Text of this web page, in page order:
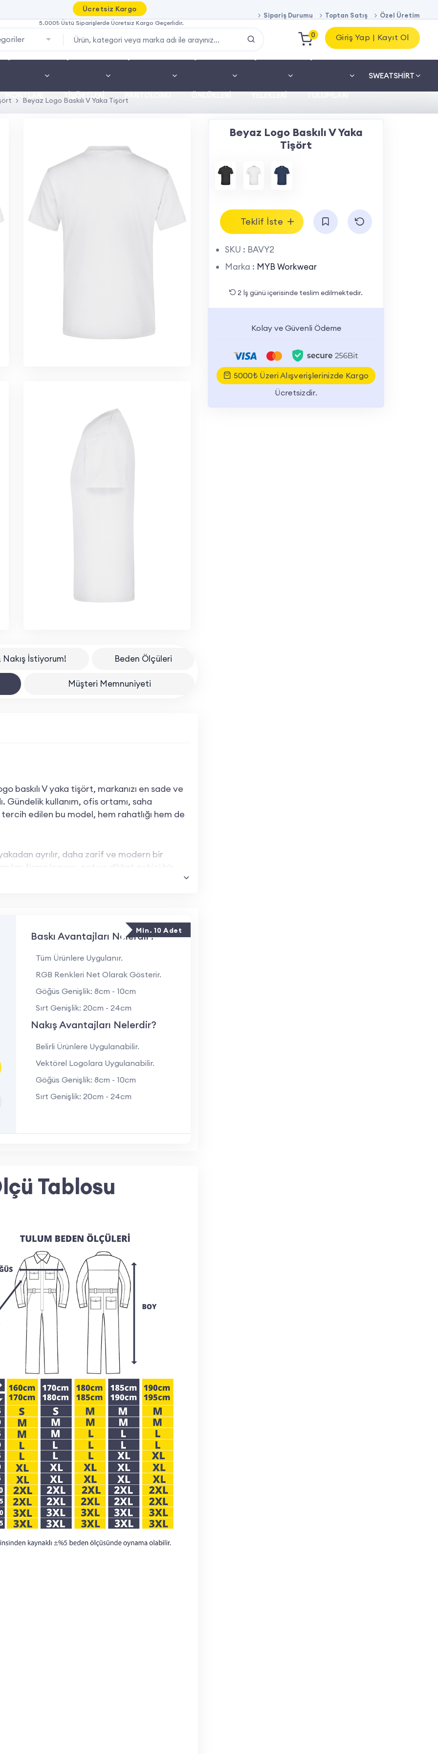
Ücretsiz Kargo
5.000₺ Üstü Siparişlerde Ücretsiz Kargo Geçerlidir.
Sipariş Durumu Toptan Satış Özel Üretim
0 Giriş Yap | Kayıt Ol
SWEATSHIRT
Beyaz Logo Baskılı V Yaka Tişört
Nakış İstiyorum! Beden Ölçüleri
Müşteri Memnuniyeti
baskılı V yaka tişört, markanızı en sade ve
Gündelik kullanım, ofis ortamı, saha
edilen bu model, hem rahatlığı hem de
ayrılır, daha zarif ve modern bir
firma logosu, net ve dikkat çekici bir
polyester karışımlı kumaşı sayesinde gün
kurallarına uygun şekilde konumlandırılır.
– 3XL
Baskı Avantajları Nelerdir?
Tüm Ürünlere Uygulanır.
RGB Renkleri Net Olarak Gösterir.
Göğüs Genişlik: 8cm - 10cm
Sırt Genişlik: 20cm - 24cm
Nakış Avantajları Nelerdir?
Belirli Ürünlere Uygulanabilir.
Vektörel Logolara Uygulanabilir.
Göğüs Genişlik: 8cm - 10cm
Sırt Genişlik: 20cm - 24cm
Min. 10 Adet
Tablosu
Beyaz Logo Baskılı V Yaka
Tişört
Teklif İste
SKU : BAVY2
Marka : MYB Workwear
2 İş günü içerisinde teslim edilmektedir.
Kolay ve Güvenli Ödeme
5000₺ Üzeri Alışverişlerinizde Kargo
Ücretsizdir.